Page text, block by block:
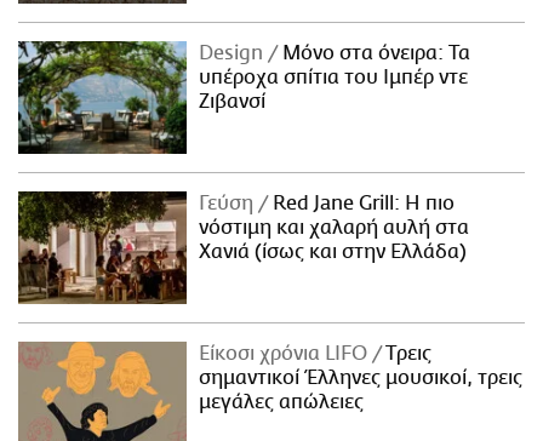
Design
Μόνο στα όνειρα: Τα
υπέροχα σπίτια του Ιμπέρ ντε
Ζιβανσί
Γεύση
Red Jane Grill: Η πιο
νόστιμη και χαλαρή αυλή στα
Χανιά (ίσως και στην Ελλάδα)
Είκοσι χρόνια LIFO
Tρεις
σημαντικοί Έλληνες μουσικοί, τρεις
μεγάλες απώλειες